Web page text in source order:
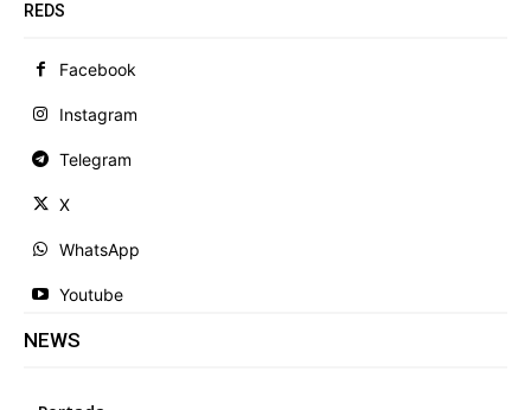
REDS
Facebook
Instagram
Telegram
X
WhatsApp
Youtube
NEWS